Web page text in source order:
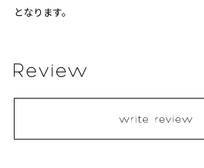
となります。